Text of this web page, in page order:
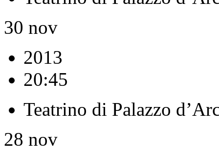
30 nov
2013
20:45
Teatrino di Palazzo
28 nov